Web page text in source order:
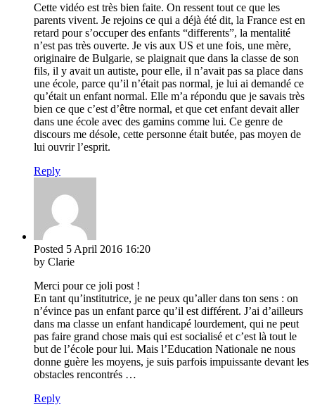
Cette vidéo est très bien faite. On ressent tout ce que les
parents vivent. Je rejoins ce qui a déjà été dit, la France est en
retard pour s’occuper des enfants “differents”, la mentalité
n’est pas très ouverte. Je vis aux US et une fois, une mère,
originaire de Bulgarie, se plaignait que dans la classe de son
fils, il y avait un autiste, pour elle, il n’avait pas sa place dans
une école, parce qu’il n’était pas normal, je lui ai demandé ce
qu’était un enfant normal. Elle m’a répondu que je savais très
bien ce que c’est d’être normal, et que cet enfant devait aller
dans une école avec des gamins comme lui. Ce genre de
discours me désole, cette personne était butée, pas moyen de
lui ouvrir l’esprit.
Reply
Posted 5 April 2016 16:20
by Clarie
Merci pour ce joli post !
En tant qu’institutrice, je ne peux qu’aller dans ton sens : on
n’évince pas un enfant parce qu’il est différent. J’ai d’ailleurs
dans ma classe un enfant handicapé lourdement, qui ne peut
pas faire grand chose mais qui est socialisé et c’est là tout le
but de l’école pour lui. Mais l’Education Nationale ne nous
donne guère les moyens, je suis parfois impuissante devant les
obstacles rencontrés …
Reply